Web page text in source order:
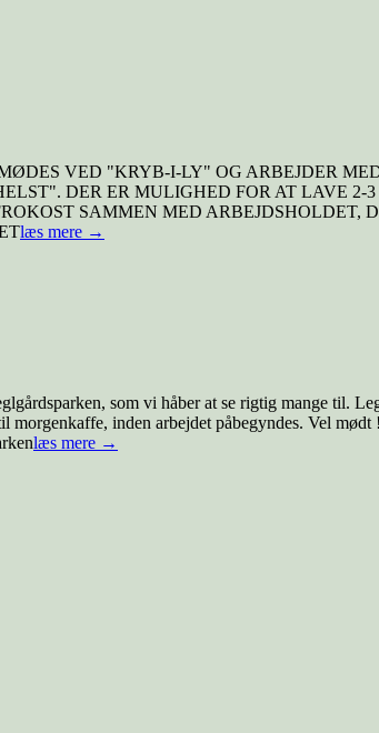
VED "KRYB-I-LY" OG ARBEJDER
DER ER MULIGHED FOR AT LAVE 2-
SAMMEN MED ARBEJDSHOLDET,
læs mere →
som vi håber at se rigtig mange til.
inden arbejdet påbegyndes. Vel
læs mere →